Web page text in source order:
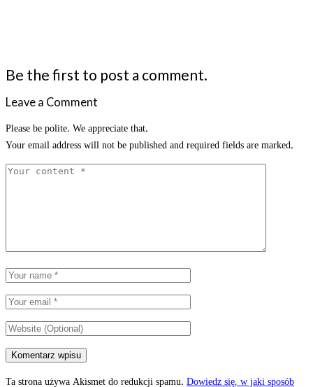
Be the first to post a comment.
Leave a Comment
Please be polite. We appreciate that.
Your email address will not be published and required fields are marked.
Ta strona używa Akismet do redukcji spamu. Dowiedz się, w jaki sposób